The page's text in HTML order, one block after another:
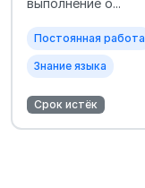
Постоянная работа
Знание языка
Срок истёк